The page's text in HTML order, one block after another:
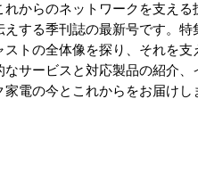
からのネットワークを支え
する季刊誌の最新号です。
トの全体像を探り、それを
サービスと対応製品の紹介
電の今とこれからをお届けし